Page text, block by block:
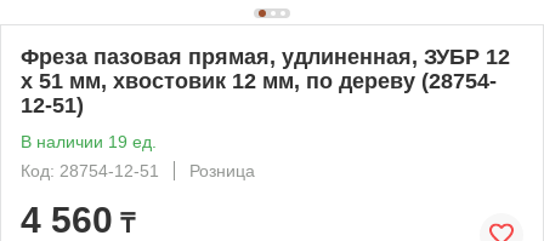
Фреза пазовая прямая, удлиненная, ЗУБР 12
x 51 мм, хвостовик 12 мм, по дереву (28754-
12-51)
В наличии 19 ед.
Код: 28754-12-51
Розница
4 560 ₸